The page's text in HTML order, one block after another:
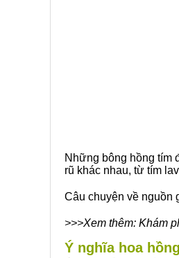
Những bông hồng tím
rũ khác nhau, từ tím
Câu chuyện về nguồn
>>>Xem thêm: Khám
Ý nghĩa hoa